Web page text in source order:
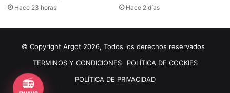
Hace 23 horas Hace 2 días
© Copyright Argot 2026, Todos los derechos reservados
TERMINOS Y CONDICIONES
POLÍTICA DE COOKIES
POLÍTICA DE PRIVACIDAD
📻
EN VIVO